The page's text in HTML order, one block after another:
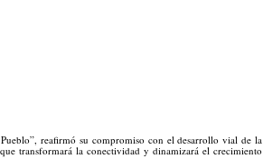
reafirmó su compromiso con el desarrollo vial de la
transformará la conectividad y dinamizará el crecimiento